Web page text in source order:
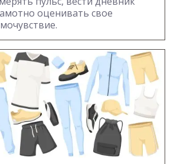
оценивать свое